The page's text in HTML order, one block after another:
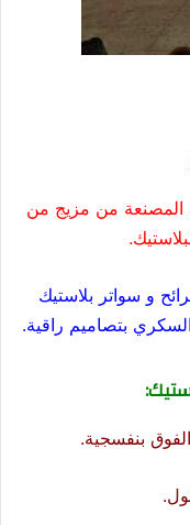
المصنعة من مزيج من
و سواتر بلاستيك
بتصاميم راقية.